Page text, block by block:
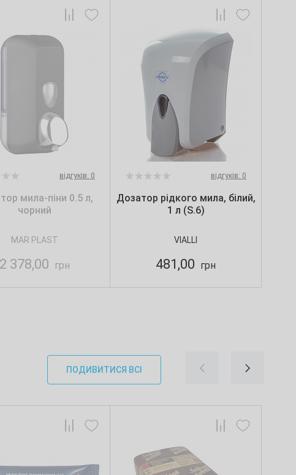
відгуків: 0
мила-піни 0.5 л,
чорний
MAR PLAST
2 378,00 грн
відгуків: 0
Дозатор рідкого мила, білий,
1 л (S.6)
VIALLI
481,00 грн
ПОДИВИТИСЯ ВСІ